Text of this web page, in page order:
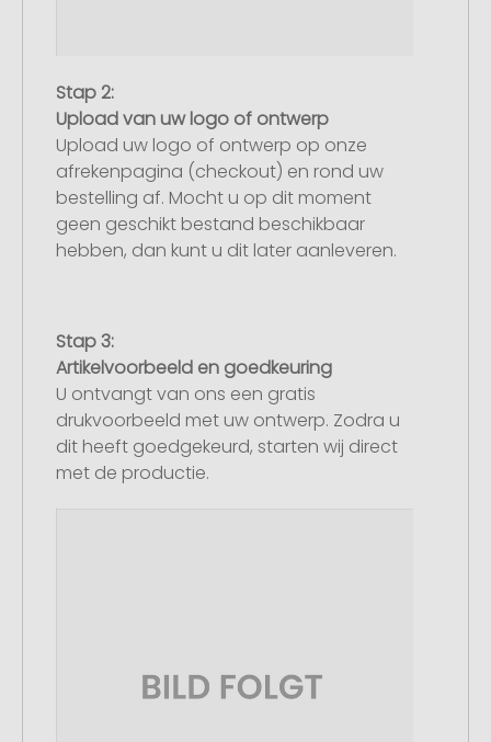
Stap 2:
Upload van uw logo of ontwerp
Upload uw logo of ontwerp op onze
afrekenpagina (checkout) en rond uw
bestelling af. Mocht u op dit moment
geen geschikt bestand beschikbaar
hebben, dan kunt u dit later aanleveren.
Stap 3:
Artikelvoorbeeld en goedkeuring
U ontvangt van ons een gratis
drukvoorbeeld met uw ontwerp. Zodra u
dit heeft goedgekeurd, starten wij direct
met de productie.